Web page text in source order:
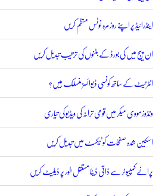
اینڈرائیڈ پر اپنے روز مرہ نوٹس منظم کریں
ان پیج میں کی بورڈ کے بٹنوں کی ترتیب تبدیل کریں
انٹرنیٹ کے ساتھ کونسی ڈیوائسز منسلک ہیں؟
ونڈوز مووی میکر میں قومی ترانہ کی ویڈیو کی تیاری
اسکین شدہ صفحات کو ٹیکسٹ میں تبدیل کریں
پرانے کمپیوٹر سے ذاتی ڈیٹا مستقل طور پر ڈیلیٹ کریں